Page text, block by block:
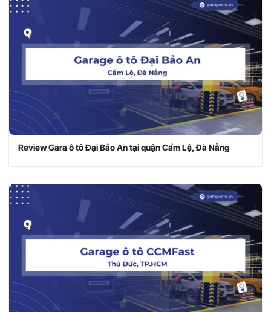
Review Gara ô tô Đại Bảo An tại quận Cẩm Lệ, Đà Nẵng